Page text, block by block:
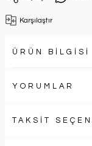
Karşılaştır
ÜRÜN BİLGİSİ
YORUMLAR
TAKSİT